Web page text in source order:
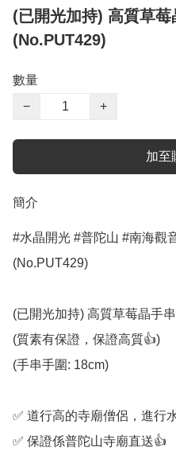
(已開光加持) 高質草
(No.PUT429)
數量
−
+
加至
簡介
#水晶開光 #普陀山 #南海觀
(No.PUT429)
(已開光加持) 高質草莓晶手
(質素有保證，保證高質👍)
(手串手圍: 18cm)
✅️ 道行高的寺廟僧侶，進行
✅️ 保證係普陀山寺廟直送👍